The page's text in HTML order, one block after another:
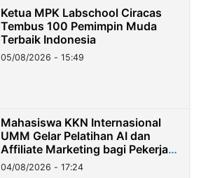
Ketua MPK Labschool Ciracas
Tembus 100 Pemimpin Muda
Terbaik Indonesia
05/08/2026 - 15:49
Mahasiswa KKN Internasional
UMM Gelar Pelatihan AI dan
Affiliate Marketing bagi Pekerja
Migran Indonesia di Taiwan
04/08/2026 - 17:24